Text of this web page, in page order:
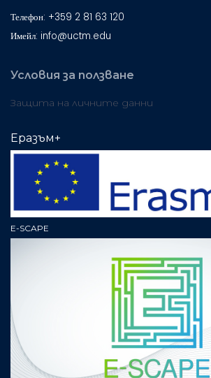
Телефон: +359 2 81 63 120
Имейл: info@uctm.edu
Условия за ползване
Защита на личните данни
Еразъм+
E-SCAPE